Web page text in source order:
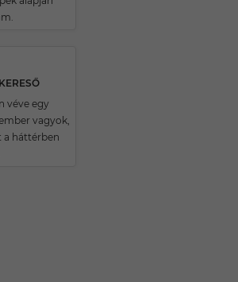
véve egy
vagyok,
a háttérben